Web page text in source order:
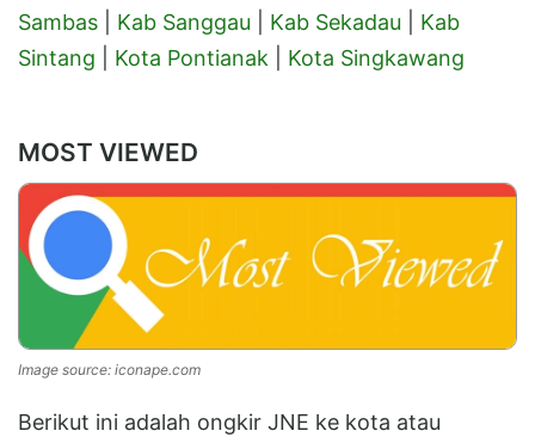
Sambas
Kab Sanggau Kab Sekadau
Kab
Sintang
Kota Pontianak Kota Singkawang
MOST VIEWED
Image source: iconape.com
Berikut ini adalah ongkir JNE ke kota atau